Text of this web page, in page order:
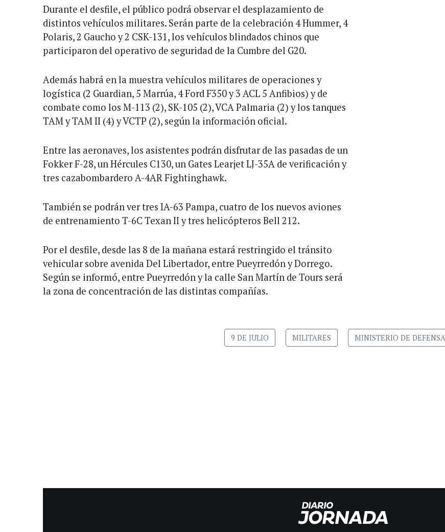
Durante el desfile, el público podrá observar el desplazamiento de
distintos vehículos militares. Serán parte de la celebración 4 Hummer, 4
Polaris, 2 Gaucho y 2 CSK-131, los vehículos blindados chinos que
participaron del operativo de seguridad de la Cumbre del G20.
Además habrá en la muestra vehículos militares de operaciones y
logística (2 Guardian, 5 Marrúa, 4 Ford F350 y 3 ACL 5 Anfibios) y de
combate como los M-113 (2), SK-105 (2), VCA Palmaria (2) y los tanques
TAM y TAM II (4) y VCTP (2), según la información oficial.
Entre las aeronaves, los asistentes podrán disfrutar de las pasadas de un
Fokker F-28, un Hércules C130, un Gates Learjet LJ-35A de verificación y
tres cazabombardero A-4AR Fightinghawk.
También se podrán ver tres IA-63 Pampa, cuatro de los nuevos aviones
de entrenamiento T-6C Texan II y tres helicópteros Bell 212.
Por el desfile, desde las 8 de la mañana estará restringido el tránsito
vehicular sobre avenida Del Libertador, entre Pueyrredón y Dorrego.
Según se informó, entre Pueyrredón y la calle San Martín de Tours será
la zona de concentración de las distintas compañías.
9 DE JULIO MILITARES MINISTERIO DE DEFENSA